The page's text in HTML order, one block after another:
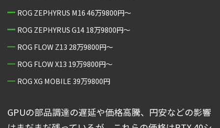
ROG ZEPHYRUS M16 46万9800円〜
ROG ZEPHYRUS G14 18万9800円〜
ROG FLOW Z13 28万9800円〜
ROG FLOW X13 19万9800円〜
ROG XG MOBILE 39万9800円
GPUの部品調達の遅延や価格高騰、円安などの影響